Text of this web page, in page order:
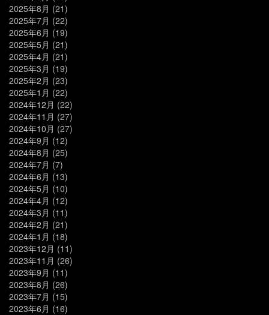
2025年8月 (21)
2025年7月 (22)
2025年6月 (19)
2025年5月 (21)
2025年4月 (21)
2025年3月 (19)
2025年2月 (23)
2025年1月 (22)
2024年12月 (22)
2024年11月 (27)
2024年10月 (27)
2024年9月 (12)
2024年8月 (25)
2024年7月 (7)
2024年6月 (13)
2024年5月 (10)
2024年4月 (12)
2024年3月 (11)
2024年2月 (21)
2024年1月 (18)
2023年12月 (11)
2023年11月 (26)
2023年9月 (11)
2023年8月 (26)
2023年7月 (15)
2023年6月 (16)